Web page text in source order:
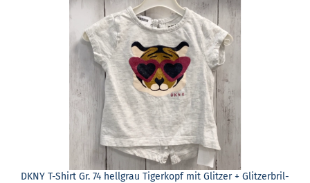
DKNY T-​Shirt Gr. 74 hell­grau Ti­ger­kopf mit Glit­zer + Glit­zer­bril­